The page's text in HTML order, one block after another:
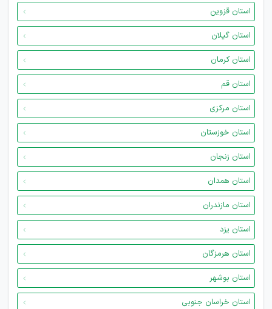
استان قزوین
استان گیلان
استان کرمان
استان قم
استان مرکزی
استان خوزستان
استان زنجان
استان همدان
استان مازندران
استان یزد
استان هرمزگان
استان بوشهر
استان خراسان جنوبی